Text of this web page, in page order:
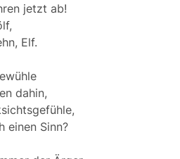
jetzt ab!
Elf.
dahin,
einen Sinn?